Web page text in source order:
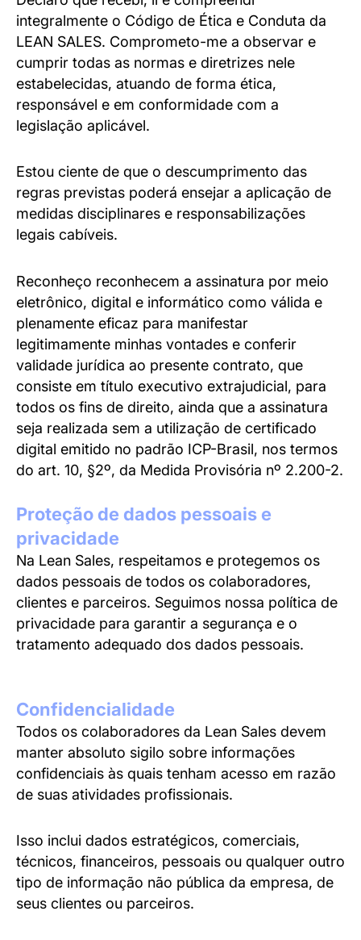
integralmente o Código de Ética e Conduta da
LEAN SALES. Comprometo-me a observar e
cumprir todas as normas e diretrizes nele
estabelecidas, atuando de forma ética,
responsável e em conformidade com a
legislação aplicável.
Estou ciente de que o descumprimento das
regras previstas poderá ensejar a aplicação de
medidas disciplinares e responsabilizações
legais cabíveis.
Reconheço reconhecem a assinatura por meio
eletrônico, digital e informático como válida e
plenamente eficaz para manifestar
legitimamente minhas vontades e conferir
validade jurídica ao presente contrato, que
consiste em título executivo extrajudicial, para
todos os fins de direito, ainda que a assinatura
seja realizada sem a utilização de certificado
digital emitido no padrão ICP-Brasil, nos termos
do art. 10, §2º, da Medida Provisória nº 2.200-2.
Proteção de dados pessoais e
privacidade
Na Lean Sales, respeitamos e protegemos os
dados pessoais de todos os colaboradores,
clientes e parceiros. Seguimos nossa política de
privacidade para garantir a segurança e o
tratamento adequado dos dados pessoais.
Confidencialidade
Todos os colaboradores da Lean Sales devem
manter absoluto sigilo sobre informações
confidenciais às quais tenham acesso em razão
de suas atividades profissionais.
Isso inclui dados estratégicos, comerciais,
técnicos, financeiros, pessoais ou qualquer outro
tipo de informação não pública da empresa, de
seus clientes ou parceiros.